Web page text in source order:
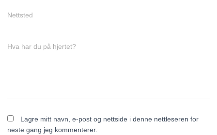
Nettsted
Hva har du på hjertet?
Lagre mitt navn, e-post og nettside i denne nettleseren for
neste gang jeg kommenterer.